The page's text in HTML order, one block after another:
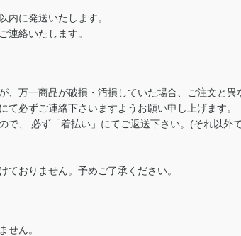
内に発送いたします。
連絡いたします。
、万一商品が破損・汚損していた場合、ご注文と異
て必ずご連絡下さいますようお願い申し上げます。
で、 必ず「着払い」にてご返送下さい。(それ以外
ておりません。予めご了承ください。
せん。